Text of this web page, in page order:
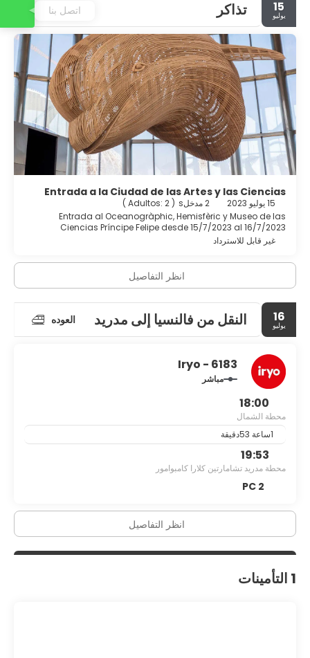
area. The hotel's staff are also happy to suggest nearby
restaurants and bars.
15
يوليو تذاكر
Entrada a la Ciudad de las Artes y las Ciencias
15 يوليو 2023 2 مدخلs (
Adultos: 2
)
Entrada al Oceanogràphic, Hemisfèric y Museo de las
Ciencias Príncipe Felipe desde 15/7/2023 al 16/7/2023
غير قابل للاسترداد
انظر التفاصيل
16
يوليو النقل من فالنسيا إلى مدريد العوده
Iryo - 6183
مباشر
18:00
محطة الشمال
19:53
محطة مدريد تشامارتين كلارا كامبوامور
2 PC
انظر التفاصيل
1 التأمينات
اتصل بنا